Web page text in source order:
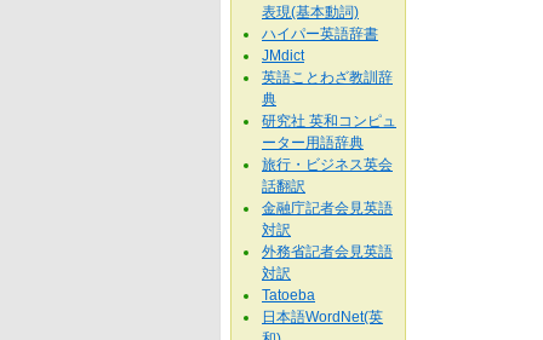
表現(基本動詞)
ハイパー英語辞書
JMdict
英語ことわざ教訓辞
典
研究社 英和コンピュ
ーター用語辞典
旅行・ビジネス英会
話翻訳
金融庁記者会見英語
対訳
外務省記者会見英語
対訳
Tatoeba
日本語WordNet(英